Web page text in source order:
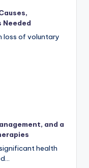
Needed
loss of voluntary
and a
health